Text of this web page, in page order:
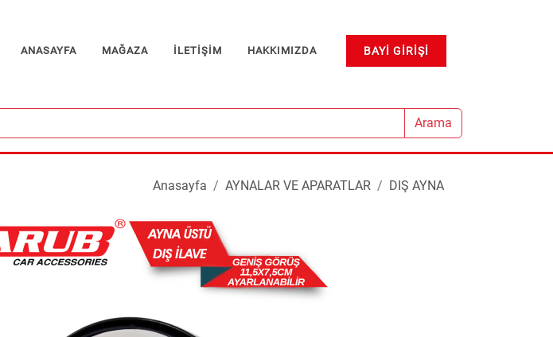
ANASAYFA MAĞAZA İLETIŞIM HAKKIMIZDA BAYI GIRIŞI
Arama
Anasayfa AYNALAR VE APARATLAR DIŞ AYNA